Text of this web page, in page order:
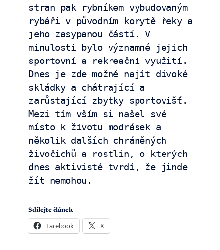
stran pak rybníkem vybudovaným
rybáři v původním korytě řeky a
jeho zasypanou částí. V
minulosti bylo významné jejich
sportovní a rekreační využití.
Dnes je zde možné najít divoké
skládky a chátrající a
zarůstající zbytky sportovišť.
Mezi tím vším si našel své
místo k životu modrásek a
několik dalších chráněných
živočichů a rostlin, o kterých
dnes aktivisté tvrdí, že jinde
žít nemohou.
Sdílejte článek
Facebook X